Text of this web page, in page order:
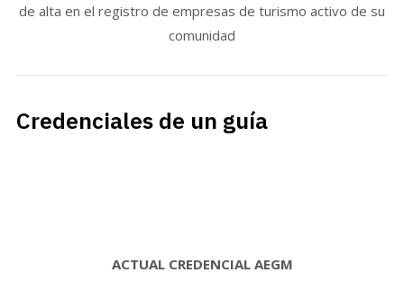
de alta en el registro de empresas de turismo activo de su
comunidad
Credenciales de un guía
ACTUAL CREDENCIAL AEGM